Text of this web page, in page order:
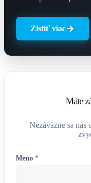
Zistiť viac
Máte
Nezáväzne sa
Meno *